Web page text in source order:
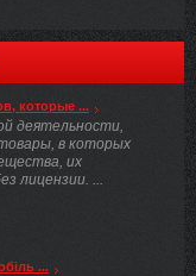
которые ...
деятельности,
в которых
их
лицензии. ...
...